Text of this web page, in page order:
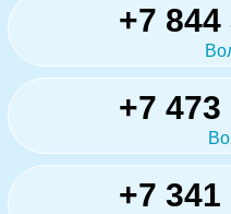
+7 844
+7 473
+7 341